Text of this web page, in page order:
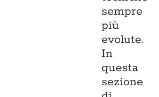
sempre
più
evolute.
In
questa
sezione